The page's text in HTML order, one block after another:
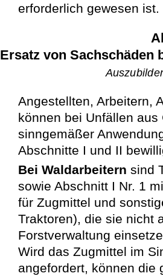
erforderlich gewesen ist.
Ersatz von Sachschäden
Angestellten, Arbeitern,
können bei Unfällen
sinngemäßer
Abschnitte I und II
Bei Waldarbeitern sind
sowie Abschnitt I Nr. 1
für Zugmittel und
Traktoren), die sie nicht
Forstverwaltung
Wird das Zugmittel im
angefordert, können die